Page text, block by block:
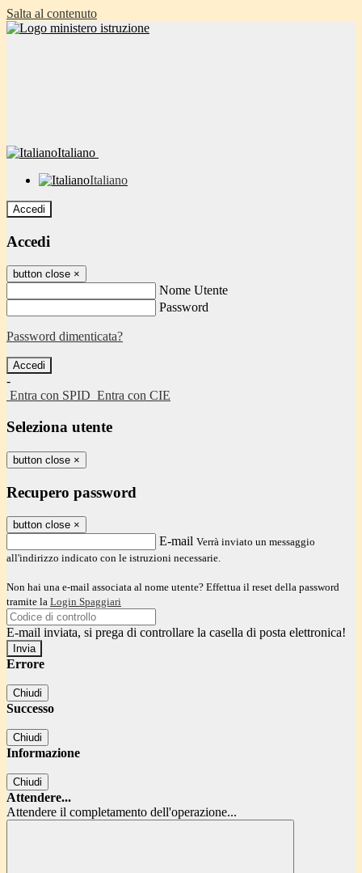
Salta al contenuto
Italiano
Italiano
Accedi
Accedi
button close ×
Nome Utente
Password
Password dimenticata?
-
Entra con SPID Entra con CIE
Seleziona utente
button close ×
Recupero password
button close ×
E-mail Verrà inviato un messaggio
all'indirizzo indicato con le istruzioni necessarie.
Non hai una e-mail associata al nome utente? Effettua il reset della password
tramite la Login Spaggiari
E-mail inviata, si prega di controllare la casella di posta elettronica!
Errore
Chiudi
Successo
Chiudi
Informazione
Chiudi
Attendere...
Attendere il completamento dell'operazione...